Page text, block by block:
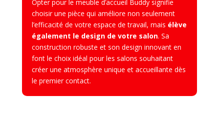
Opter pour le meuble d’accueil Buddy signifie
choisir une pièce qui améliore non seulement
l’efficacité de votre espace de travail, mais élève
également le design de votre salon. Sa
construction robuste et son design innovant en
font le choix idéal pour les salons souhaitant
créer une atmosphère unique et accueillante dès
le premier contact.